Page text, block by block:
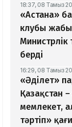
18:37, 08 Тамыз
«Астана»
клубы
Министрлік
берді
16:29, 08 Тамыз
«Әділет»
Қазақстан
мемлекет,
тәртіп»